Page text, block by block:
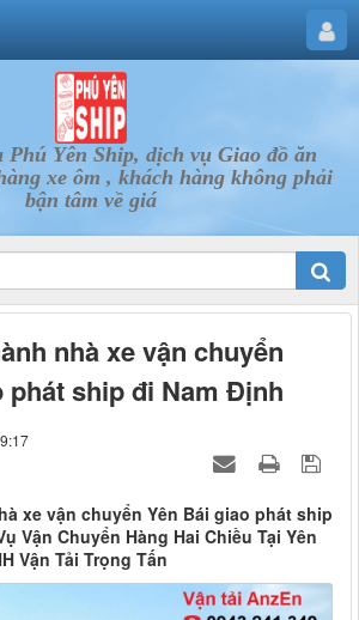
Phú Yên Ship, dịch vụ Giao đồ ăn
xe ôm , khách hàng không phải
bận tâm về giá
nhà xe vận chuyển
phát ship đi Nam Định
xe vận chuyển Yên Bái giao phát ship
Vận Chuyển Hàng Hai Chiều Tại Yên
Vận Tải Trọng Tấn